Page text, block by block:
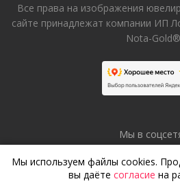
Все права на изображения
сайте принадлежат компании ИП
Nota-Gold®
Мы в
Мы используем файлы cookies.
вы даёте согласие на